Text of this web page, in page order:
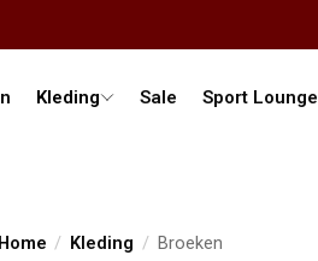
Kleding Sale Sport Lounge
Home / Kleding / Broeken